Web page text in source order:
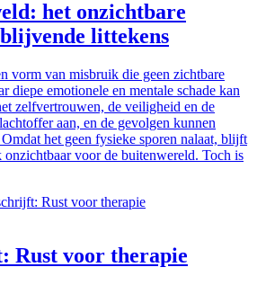
het onzichtbare
littekens
vorm van misbruik die geen zichtbare
diepe emotionele en mentale schade kan
zelfvertrouwen, de veiligheid en de
aan, en de gevolgen kunnen
het geen fysieke sporen nalaat, blijft
onzichtbaar voor de buitenwereld. Toch is
Rust voor therapie